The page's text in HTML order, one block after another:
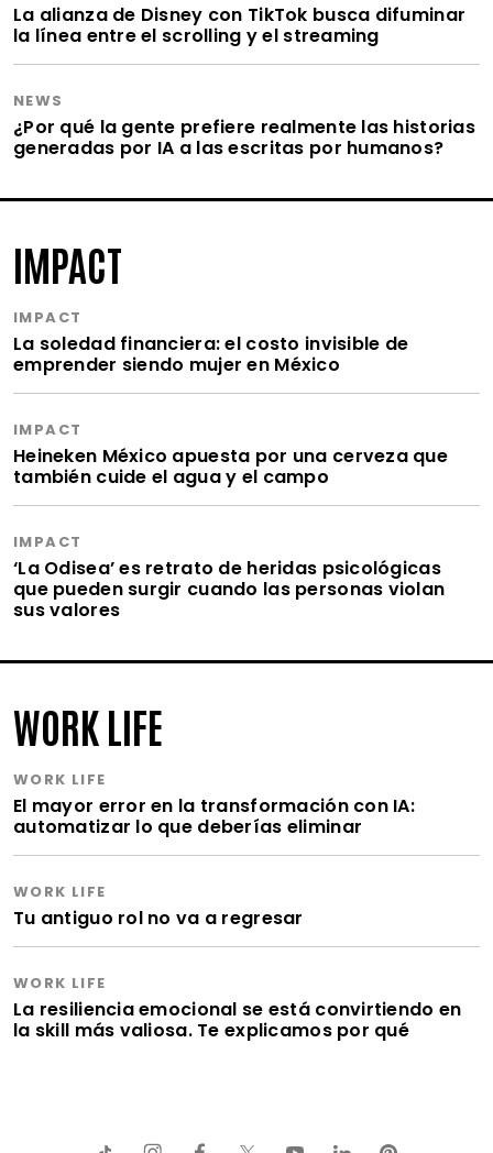
La alianza de Disney con TikTok busca difuminar
la línea entre el scrolling y el streaming
NEWS
¿Por qué la gente prefiere realmente las historias
generadas por IA a las escritas por humanos?
IMPACT
IMPACT
La soledad financiera: el costo invisible de
emprender siendo mujer en México
IMPACT
Heineken México apuesta por una cerveza que
también cuide el agua y el campo
IMPACT
‘La Odisea’ es retrato de heridas psicológicas
que pueden surgir cuando las personas violan
sus valores
WORK LIFE
WORK LIFE
El mayor error en la transformación con IA:
automatizar lo que deberías eliminar
WORK LIFE
Tu antiguo rol no va a regresar
WORK LIFE
La resiliencia emocional se está convirtiendo en
la skill más valiosa. Te explicamos por qué